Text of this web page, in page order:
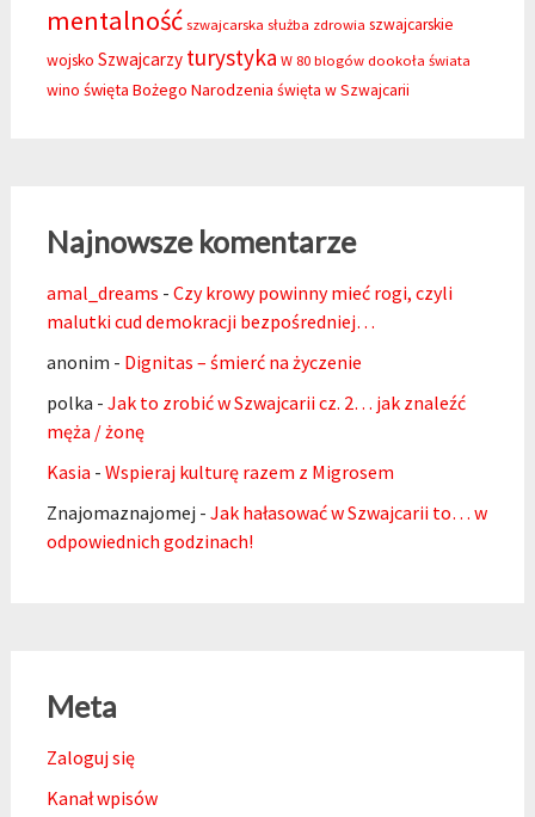
mentalność szwajcarska służba zdrowia szwajcarskie
wojsko Szwajcarzy turystyka W 80 blogów dookoła świata
wino święta Bożego Narodzenia święta w Szwajcarii
Najnowsze komentarze
amal_dreams - Czy krowy powinny mieć rogi, czyli
malutki cud demokracji bezpośredniej…
anonim - Dignitas – śmierć na życzenie
polka - Jak to zrobić w Szwajcarii cz. 2… jak znaleźć
męża / żonę
Kasia - Wspieraj kulturę razem z Migrosem
Znajomaznajomej - Jak hałasować w Szwajcarii to… w
odpowiednich godzinach!
Meta
Zaloguj się
Kanał wpisów